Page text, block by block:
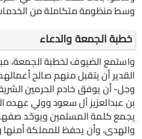
وسط منظومة متكاملة من
خطبة الجمعة والدعاء
واستمع الضيوف لخطبة الجمعة،
القدير أن يتقبل منهم صالح
وجل- أن يوفق خادم الحرمين
بن عبدالعزيز آل سعود وولي عهده
يجمع كلمة المسلمين ويوحّد
والهدى، وأن يحفظ للمملكة أمنها